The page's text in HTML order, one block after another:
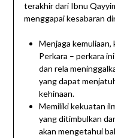
terakhir dari Ibnu
menggapai kesabaran
Menjaga
Perkara – perkara
dan rela
yang dapat
kehinaan.
Memiliki kekuatan
yang ditimbulkan
akan mengetahui